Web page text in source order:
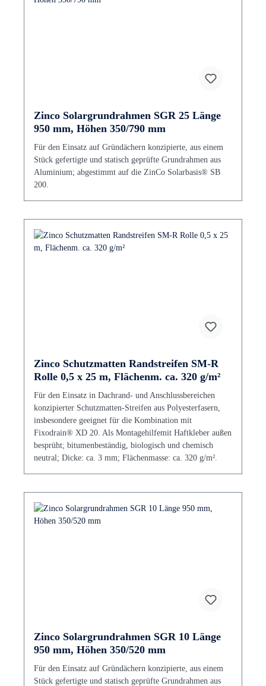
Zinco Solargrundrahmen SGR 25 Länge
950 mm, Höhen 350/790 mm
Für den Einsatz auf Gründächern konzipierte, aus einem
Stück gefertigte und statisch geprüfte Grundrahmen aus
Aluminium; abgestimmt auf die ZinCo Solarbasis® SB
200.
Zinco Schutzmatten Randstreifen SM-R
Rolle 0,5 x 25 m, Flächenm. ca. 320 g/m²
Für den Einsatz in Dachrand- und Anschlussbereichen
konzipierter Schutzmatten-Streifen aus Polyesterfasern,
insbesondere geeignet für die Kombination mit
Fixodrain® XD 20. Als Montagehilfemit Haftkleber außen
besprüht; bitumenbeständig, biologisch und chemisch
neutral; Dicke: ca. 3 mm; Flächenmasse: ca. 320 g/m².
Zinco Solargrundrahmen SGR 10 Länge
950 mm, Höhen 350/520 mm
Für den Einsatz auf Gründächern konzipierte, aus einem
Stück gefertigte und statisch geprüfte Grundrahmen aus